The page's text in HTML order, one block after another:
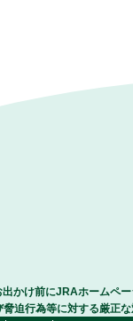
出かけ前にJRAホームペ
迫行為等に対する厳正